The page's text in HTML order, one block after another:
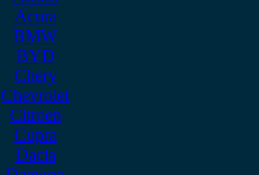
Acura
BMW
BYD
Chery
Chevrolet
Citroen
Cupra
Dacia